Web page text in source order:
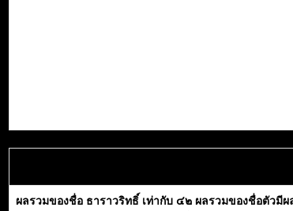
ผลรวมของชื่อ ธาราวริทธิ์ เท่ากับ ๔๒ ผลรวมของชื่อตัวมี